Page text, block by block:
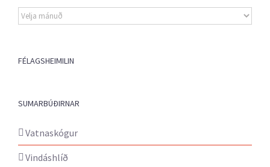
Eldri
fréttir
FÉLAGSHEIMILIN
SUMARBÚÐIRNAR
Vatnaskógur
Vindáshlíð